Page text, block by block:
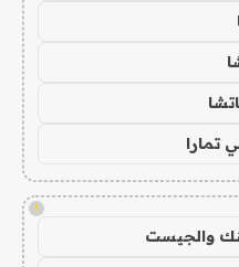
تمارا
!
والجيست